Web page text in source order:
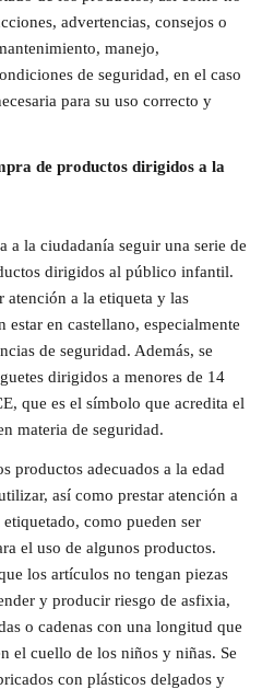
advertencias, consejos o
manejo,
de seguridad, en el caso
para su uso correcto y
de productos dirigidos a la
a la ciudadanía seguir una serie de
dirigidos al público infantil.
atención a la etiqueta y las
estar en castellano, especialmente
de seguridad. Además, se
dirigidos a menores de 14
que es el símbolo que acredita el
materia de seguridad.
productos adecuados a la edad
así como prestar atención a
como pueden ser
el uso de algunos productos.
los artículos no tengan piezas
y producir riesgo de asfixia,
o cadenas con una longitud que
el cuello de los niños y niñas. Se
con plásticos delgados y